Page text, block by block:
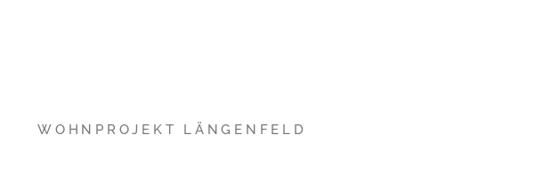
WOHNPROJEKT LÄNGENFELD